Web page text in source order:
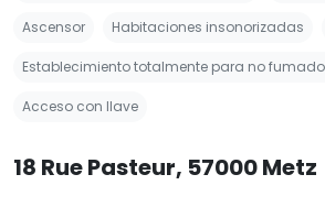
Ascensor Habitaciones insonorizadas
Establecimiento totalmente para no
Acceso con llave
18 Rue Pasteur, 57000 Metz